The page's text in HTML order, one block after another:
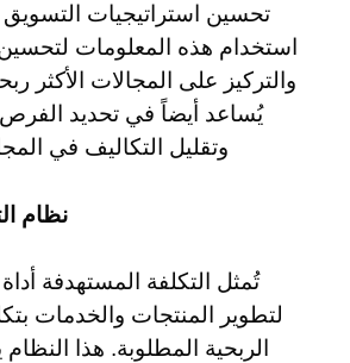
تحسين استراتيجيات
استخدام هذه المعلومات
والتركيز على المجالات الأكثر
يُساعد أيضاً في تحديد
وتقليل التكاليف في
نظام
تُمثل التكلفة المستهدفة
لتطوير المنتجات والخدمات
الربحية المطلوبة. هذا النظام